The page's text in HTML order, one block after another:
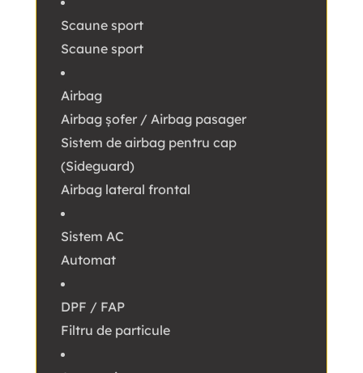
Scaune sport
Scaune sport
Airbag
Airbag șofer / Airbag pasager
Sistem de airbag pentru cap
(Sideguard)
Airbag lateral frontal
Sistem AC
Automat
DPF / FAP
Filtru de particule